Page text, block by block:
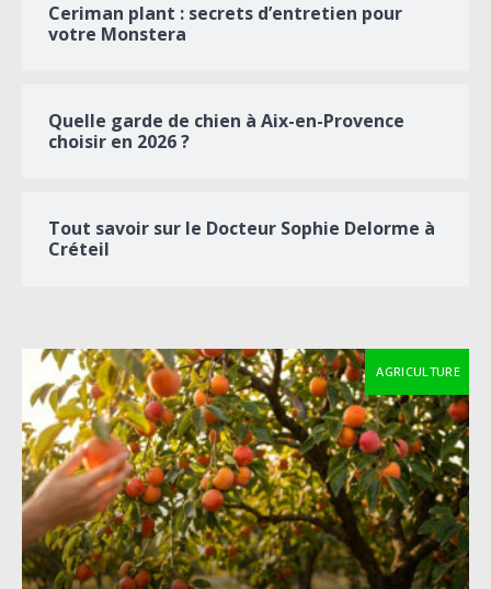
Ceriman plant : secrets d’entretien pour
votre Monstera
Quelle garde de chien à Aix-en-Provence
choisir en 2026 ?
Tout savoir sur le Docteur Sophie Delorme à
Créteil
AGRICULTURE